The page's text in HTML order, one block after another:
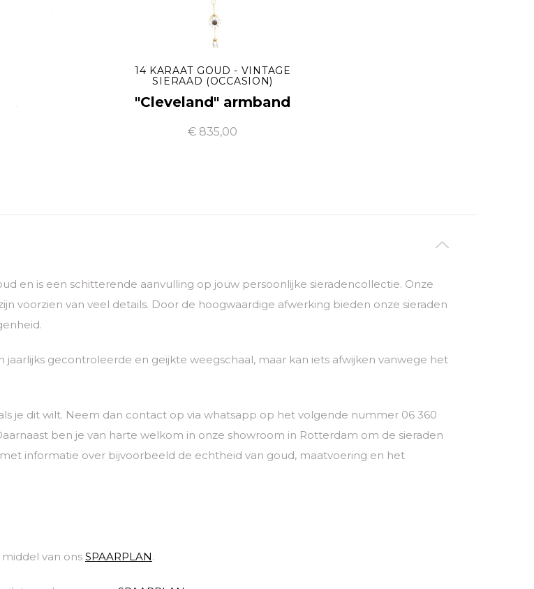
14 KARAAT GOUD - VINTAGE
SIERAAD (OCCASION)
"Cleveland" armband
€ 835,00
en is een schitterende aanvulling op jouw persoonlijke sieradencollectie. Onze
voorzien van veel details. Door de hoogwaardige afwerking bieden onze sieraden
gecontroleerde en geijkte weegschaal, maar kan iets afwijken vanwege het
je dit wilt. Neem dan contact op via whatsapp op het volgende nummer 06 360
ben je van harte welkom in onze showroom in Rotterdam om de sieraden
informatie over bijvoorbeeld de echtheid van goud, maatvoering en het
van ons SPAARPLAN.